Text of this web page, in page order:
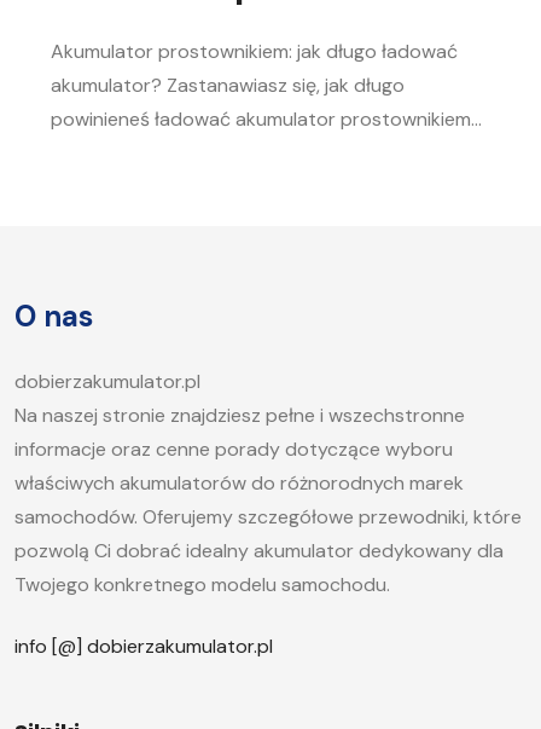
Akumulator prostownikiem: jak długo ładować
akumulator? Zastanawiasz się, jak długo
powinieneś ładować akumulator prostownikiem?
jak długo ładować akumulator samochodowy i
O nas
dobierzakumulator.pl
Na naszej stronie znajdziesz pełne i wszechstronne
informacje oraz cenne porady dotyczące wyboru
właściwych akumulatorów do różnorodnych marek
samochodów. Oferujemy szczegółowe przewodniki, które
pozwolą Ci dobrać idealny akumulator dedykowany dla
Twojego konkretnego modelu samochodu.
info [@] dobierzakumulator.pl